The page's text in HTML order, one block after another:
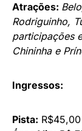
Atrações:
Rodriguinho,
participações
Chininha e
Ingressos:
Pista: